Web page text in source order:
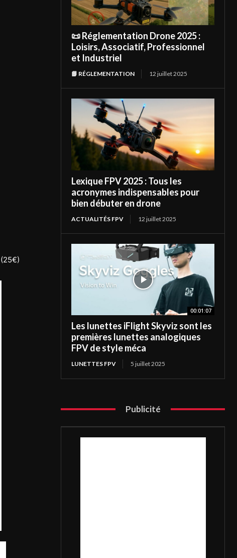
📜 Réglementation Drone 2025 :
Loisirs, Associatif, Professionnel
et Industriel
📘 RÉGLEMENTATION 12 juillet 2025
Lexique FPV 2025 : Tous les
acronymes indispensables pour
bien débuter en drone
ACTUALITÉS FPV 12 juillet 2025
00:01:07
Les lunettes iFlight Skyviz sont les
premières lunettes analogiques
FPV de style méca
LUNETTES FPV 5 juillet 2025
Publicité